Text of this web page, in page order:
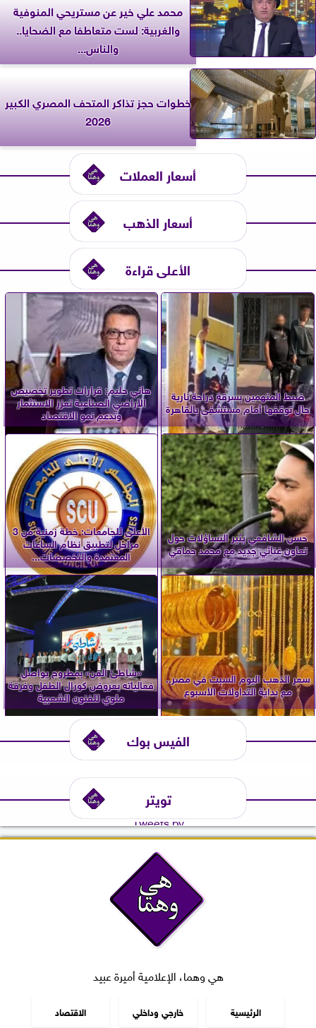
محمد علي خير عن مستريحي المنوفية
والغربية: لست متعاطفا مع الضحايا..
والناس...
خطوات حجز تذاكر المتحف المصري الكبير
2026
أسعار العملات
أسعار الذهب
الأعلى قراءة
ضبط المتهمين بسرقة دراجة نارية
حال توقفها أمام مستشفى بالقاهرة
هاني حليم: قرارات تطوير تخصيص
الأراضي الصناعية تعزز الاستثمار
وتدعم نمو الاقتصاد
حسن الشافعي يثير التساؤلات حول
تعاون غنائي جديد مع محمد حماقي
الأعلى للجامعات: خطة زمنية من 3
مراحل لتطبيق نظام الساعات
المعتمدة والتخصصات...
سعر الذهب اليوم السبت في مصر..
مع بداية التداولات الأسبوع
«شاطئ الفن» بمطروح يواصل
فعالياته بعروض كورال الطفل وفرقة
ملوي للفنون الشعبية
الفيس بوك
تويتر
Tweets by
هي وهما، الإعلامية أميرة عبيد
الرئيسية خارجي وداخلي الاقتصاد